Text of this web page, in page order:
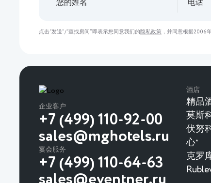
点击“发送”/“查找房间”即表示您同意我们的 隐私政策 ，并同意根据2006
企业客户
+7 (499) 110-92-00
sales@mghotels.ru
宴会服务
+7 (499) 110-64-63
sales@eventner.ru
酒店
精品
莫斯
伏努
心★
克罗